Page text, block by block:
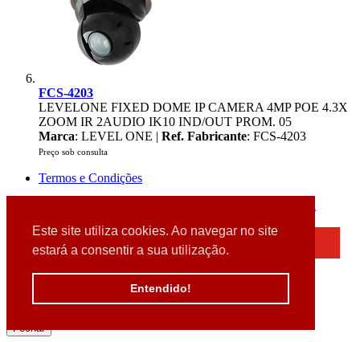
Este site utiliza cookies. Ao navegar no site
estará a consentir a sua utilização.
Entendido!
FCS-4203
LEVELONE FIXED DOME IP CAMERA 4MP POE 4.3X
ZOOM IR 2AUDIO IK10 IND/OUT PROM. 05
Marca: LEVEL ONE | Ref. Fabricante: FCS-4203
Preço sob consulta
Termos e Condições
Detectamos que está a usar um browser desatualizado
Por favor, atualize o seu browser
para garantir uma melhor experiência.
Fechar